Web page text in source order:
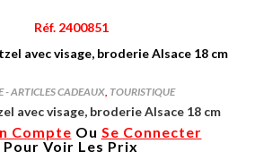
Réf. 2400851
- ARTICLES CADEAUX, TOURISTIQUE
avec visage, broderie Alsace 18 cm
Compte Ou Se Connecter
Pour Voir Les Prix